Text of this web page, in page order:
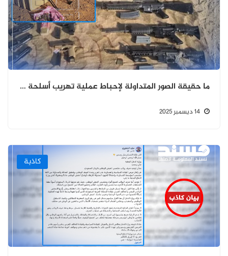
ما حقيقة الصور المتداولة لإحباط عملية تهريب أسلحة في المهرة؟
كاذبة